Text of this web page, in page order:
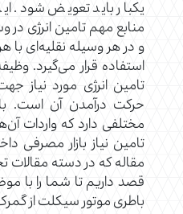
یکبار باید تعویض شود.
منابع مهم تامین انرژی
و در هر وسیله‌ نقلیه‌ای
استفاده قرار می‌گیرد.
تامین انرژی مورد نیاز
حرکت درآمدن آن است.
مختلفی دارد که واردات
تامین نیاز بازار مصرفی
مقاله که در دسته مقالات
قصد داریم تا شما را با
باطری موتور سیکلت از